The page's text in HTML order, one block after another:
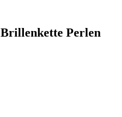
Brillenkette Perlen